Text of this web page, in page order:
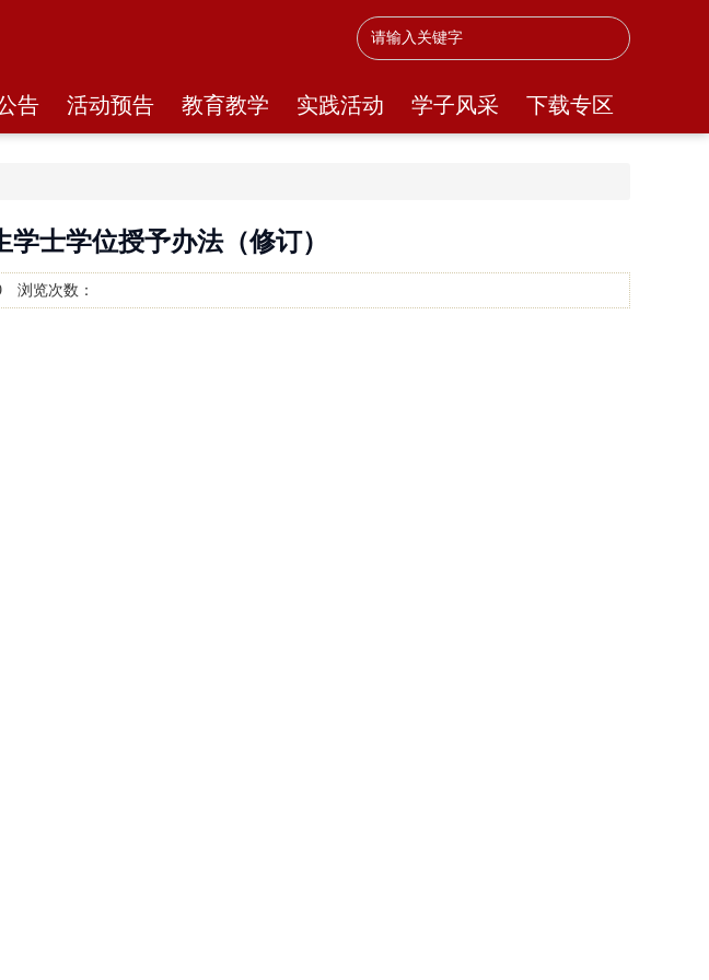
告 活动预告 教育教学 实践活动 学子风采 下载专区
士学位授予办法（修订）
浏览次数：